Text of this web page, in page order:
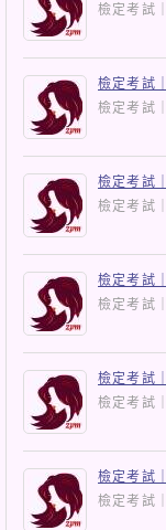
檢定考試
檢定考試
檢定考試
檢定考試
檢定考試
檢定考試
檢定考試
檢定考試
檢定考試
檢定考試
檢定考試